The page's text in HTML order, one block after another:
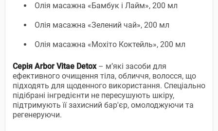
Олія масажна «Бамбук і Лайм», 200 мл
Олія масажна «Зелений чай», 200 мл
Олія масажна «Мохіто Коктейль», 200 мл
Серія Arbor Vitae Detox– м’які засоби для
ефективного очищення тіла, обличчя, волосся, що
підходять для щоденного використання. Спеціально
підібрані інгредієнти не пересушують шкіру,
підтримують її захисний бар'єр, омолоджуючи та
регенеруючи.